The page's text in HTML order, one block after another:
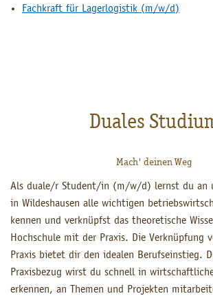
Fachkraft für Lagerlogistik (m/w/d)
Duales
Mach' deinen Weg
Als duale/r Student/in (m/w/d) lernst du an
in Wildeshausen alle wichtigen
kennen und verknüpfst das theoretische
Hochschule mit der Praxis. Die Verknüpfung
Praxis bietet dir den idealen Berufseinstieg.
Praxisbezug wirst du schnell in
erkennen, an Themen und Projekten